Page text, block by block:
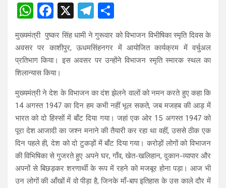
W
h
at
s
A
p
p
F
ce
b
o
o
k
X
T
e
gr
m
h
ar
e
मुख्यमंत्री पुष्कर सिंह धामी ने गुरूवार को विभाजन विभीषिका स्मृति दिवस के
अवसर पर काशीपुर, ऊधमसिंहनगर में आयोजित कार्यक्रम में वर्चुअल
प्रतिभाग किया। इस अवसर पर उन्होंने विभाजन स्मृति स्मारक स्थल का
शिलान्यास किया।
मुख्यमंत्री ने देश के विभाजन का दंश झेलने वालों को नमन करते हुए कहा कि
14 अगस्त 1947 का दिन हम कभी नहीं भूल सकते, जब मजहब की आड़ में
भारत को दो हिस्सों में बाँट दिया गया। जहां एक ओर 15 अगस्त 1947 को
पूरा देश आजादी का जश्न मनाने की तैयारी कर रहा था वहीं, उससे ठीक एक
दिन पहले ही, देश को दो टुकड़ों में बाँट दिया गया। करोड़ों लोगों को विभाजन
की विभिषिका से गुजरते हुए अपने घर, गाँव, खेत-खलिहान, दुकान-व्यापार और
अपनों से बिछड़कर शरणार्थी के रूप में रहने को मजबूर होना पड़ा। आज भी
उन लोगों की आँखों में वो पीड़ा है, जिनके माँ-बाप इतिहास के उस काले दौर में